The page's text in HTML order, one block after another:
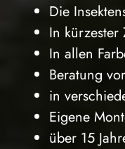
Die
In kürzester
In allen
Beratung
in
Eigene
über 15